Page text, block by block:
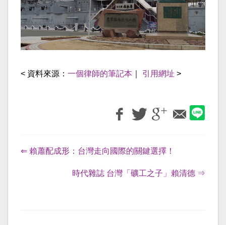
< 資料來源： 一個律師的筆記本 引用網址 >
⇐ 賴蕭配成形：台灣走向國際的關鍵選擇！
時代雜誌 台灣「礦工之子」賴清德 ⇒